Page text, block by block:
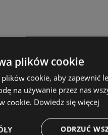
plików cookie
cookie, aby zapewnić
na używanie przez nas
cookie. Dowiedz się więcej
ODRZUĆ